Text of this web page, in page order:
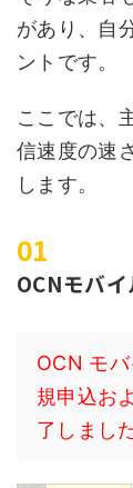
があり、自
ントです。
ここでは、
信速度の速
します。
OCNモバ
OCN モ
規申込お
了しました